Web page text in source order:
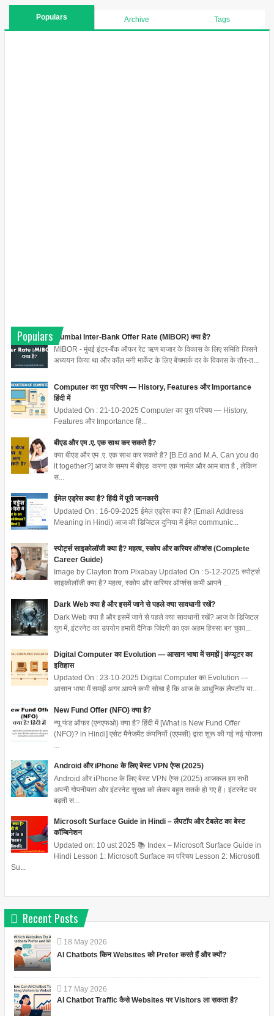
Populars Archive Tags
Populars
Mumbai Inter-Bank Offer Rate (MIBOR) क्या है?
MIBOR - मुंबई इंटर-बैंक ऑफर रेट ऋण बाजार के विकास के लिए समिति जिसने
अध्ययन किया था और कॉल मनी मार्केट के लिए बेंचमार्क दर के विकास के तौर-त...
Computer का पूरा परिचय — History, Features और Importance
हिंदी में
Updated On : 21-10-2025 Computer का पूरा परिचय — History,
Features और Importance हिं...
बीएड और एम .ए. एक साथ कर सकते है?
क्या बीएड और एम .ए. एक साथ कर सकते है? [B.Ed and M.A. Can you do
it together?] आज के समय में बीएड करना एक नार्मल और आम बात है , लेकिन
स...
ईमेल एड्रेस क्या है? हिंदी में पूरी जानकारी
Updated On : 16-09-2025 ईमेल एड्रेस क्या है? (Email Address
Meaning in Hindi) आज की डिजिटल दुनिया में ईमेल communic...
स्पोर्ट्स साइकोलॉजी क्या है? महत्व, स्कोप और करियर ऑप्शंस (Complete
Career Guide)
Image by Clayton from Pixabay Updated On : 5-12-2025 स्पोर्ट्स
साइकोलॉजी क्या है? महत्व, स्कोप और करियर ऑप्शंस कभी आपने ...
Dark Web क्या है और इसमें जाने से पहले क्या सावधानी रखें?
Dark Web क्या है और इसमें जाने से पहले क्या सावधानी रखें? आज के डिजिटल
युग में, इंटरनेट का उपयोग हमारी दैनिक जिंदगी का एक अहम हिस्सा बन चुका...
Digital Computer का Evolution — आसान भाषा में समझें | कंप्यूटर का
इतिहास
Updated On : 23-10-2025 Digital Computer का Evolution —
आसान भाषा में समझें अगर आपने कभी सोचा है कि आज के आधुनिक लैपटॉप या...
New Fund Offer (NFO) क्या है?
न्यू फंड ऑफर (एनएफओ) क्या है? हिंदी में [What is New Fund Offer
(NFO)? in Hindi] एसेट मैनेजमेंट कंपनियों (एएमसी) द्वारा शुरू की गई नई योजना
Android और iPhone के लिए बेस्ट VPN ऐप्स (2025)
Android और iPhone के लिए बेस्ट VPN ऐप्स (2025) आजकल हम सभी
अपनी गोपनीयता और इंटरनेट सुरक्षा को लेकर बहुत सतर्क हो गए हैं। इंटरनेट पर
बढ़ती स...
Microsoft Surface Guide in Hindi – लैपटॉप और टैबलेट का बेस्ट
कॉम्बिनेशन
Updated on: 10 ust 2025 📚 Index – Microsoft Surface Guide in
Hindi Lesson 1: Microsoft Surface का परिचय Lesson 2: Microsoft
Su...
Recent Posts
18 May 2026
AI Chatbots किन Websites को Prefer करते हैं और क्यों?
17 May 2026
AI Chatbot Traffic कैसे Websites पर Visitors ला सकता है?